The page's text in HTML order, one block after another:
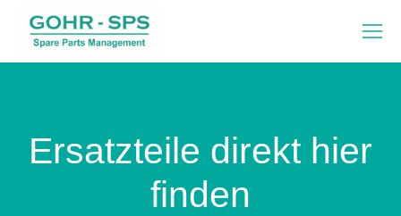
Ersatzteile direkt hier
finden